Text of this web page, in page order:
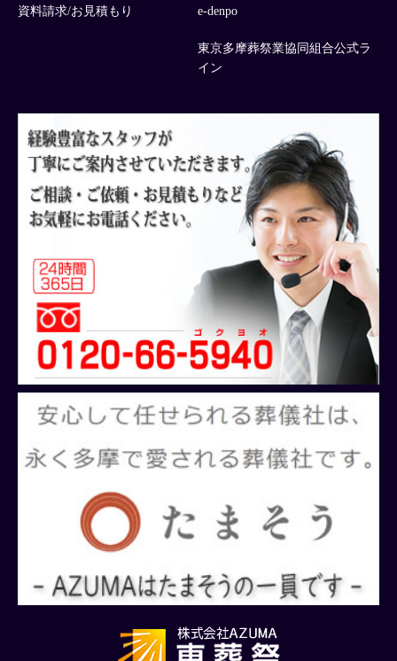
資料請求/お見積もり e-denpo
東京多摩葬祭業協同組合公式ラ
イン